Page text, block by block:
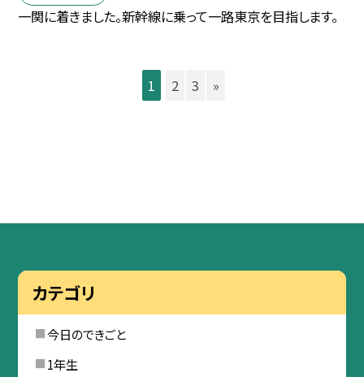
一関に着きました。新幹線に乗って一路東京を目指します。
1 2 3 »
カテゴリ
今日のできごと
1年生